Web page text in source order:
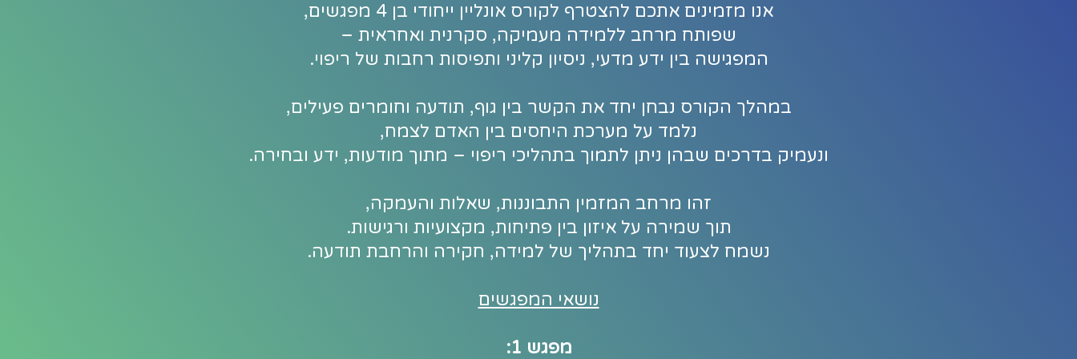
אנו מזמינים אתכם להצטרף לקורס אונליין ייחודי בן 4 מפגשים,
שפותח מרחב ללמידה מעמיקה, סקרנית ואחראית –
המפגישה בין ידע מדעי, ניסיון קליני ותפיסות רחבות של ריפוי.
במהלך הקורס נבחן יחד את הקשר בין גוף, תודעה וחומרים פעילים,
נלמד על מערכת היחסים בין האדם לצמח,
ונעמיק בדרכים שבהן ניתן לתמוך בתהליכי ריפוי – מתוך מודעות, ידע ובחירה.
זהו מרחב המזמין התבוננות, שאלות והעמקה,
תוך שמירה על איזון בין פתיחות, מקצועיות ורגישות.
נשמח לצעוד יחד בתהליך של למידה, חקירה והרחבת תודעה.
​נושאי המפגשים
מפגש 1: